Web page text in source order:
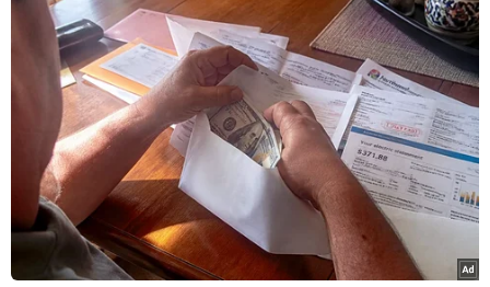
Lãnh đạo Viện Kiểm sát nhân dân huyện Đắk
G’Long xác nhận đã phê chuẩn quyết định khởi tố
vụ án vụ hủy hoại hơn 46ha rừng tại xã Quảng
Sơn, huyện Đắk G’Long, tỉnh Đắk Nông.